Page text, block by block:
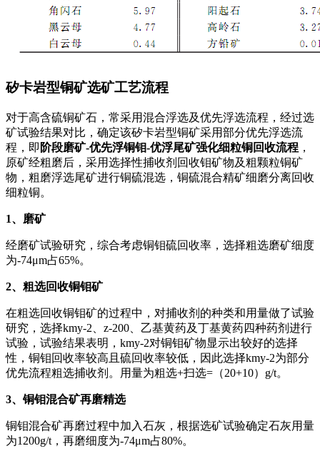
矽卡岩型铜矿选矿工艺流程
对于高含硫铜矿石，常采用混合浮选及优先浮选流程，经过选
矿试验结果对比，确定该矽卡岩型铜矿采用部分优先浮选流
程，即 阶段磨矿-优先浮铜钼-优浮尾矿强化细粒铜回收流程 ，
原矿经粗磨后，采用选择性捕收剂回收钼矿物及粗颗粒铜矿
物，粗磨浮选尾矿进行铜硫混选，铜硫混合精矿细磨分离回收
细粒铜。
1、磨矿
经磨矿试验研究，综合考虑铜钼硫回收率，选择粗选磨矿细度
为-74μm占65%。
2、粗选回收铜钼矿
在粗选回收铜钼矿的过程中，对捕收剂的种类和用量做了试验
研究，选择kmy-2、z-200、乙基黄药及丁基黄药四种药剂进行
试验，试验结果表明，kmy-2对铜钼矿物显示出较好的选择
性，铜钼回收率较高且硫回收率较低，因此选择kmy-2为部分
优先流程粗选捕收剂。用量为粗选+扫选=（20+10）g/t。
3、铜钼混合矿再磨精选
铜钼混合矿再磨过程中加入石灰，根据选矿试验确定石灰用量
为1200g/t，再磨细度为-74μm占80%。